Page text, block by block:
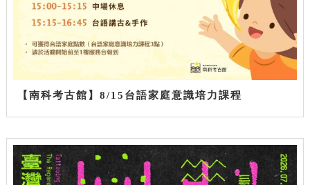
【南科考古館】8/15台語家庭意識培力課程